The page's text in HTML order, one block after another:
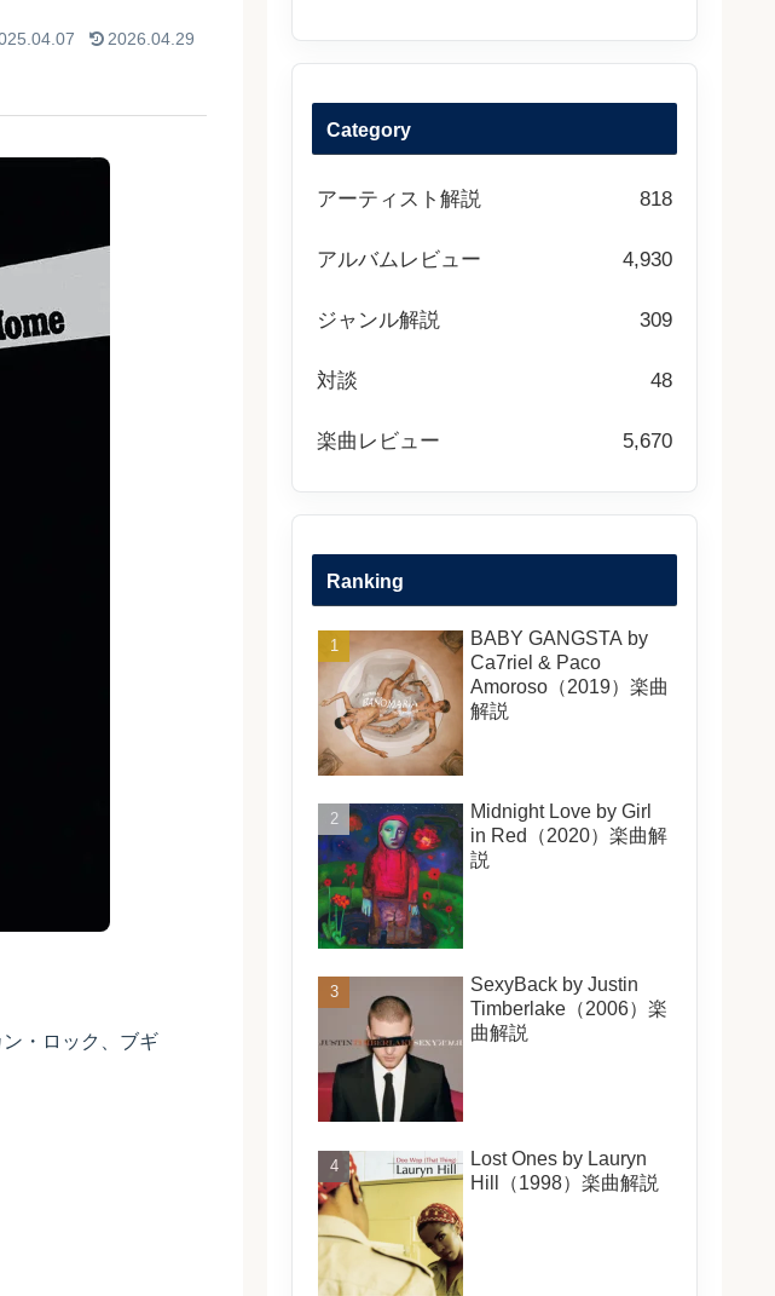
2026.04.29
・ロック、ブギ
Category
アーティスト解説 818
アルバムレビュー 4,930
ジャンル解説 309
対談 48
楽曲レビュー 5,670
Ranking
BABY GANGSTA by
Ca7riel & Paco
Amoroso（2019）楽曲
解説
Midnight Love by Girl
in Red（2020）楽曲解
説
SexyBack by Justin
Timberlake（2006）楽
曲解説
Lost Ones by Lauryn
Hill（1998）楽曲解説